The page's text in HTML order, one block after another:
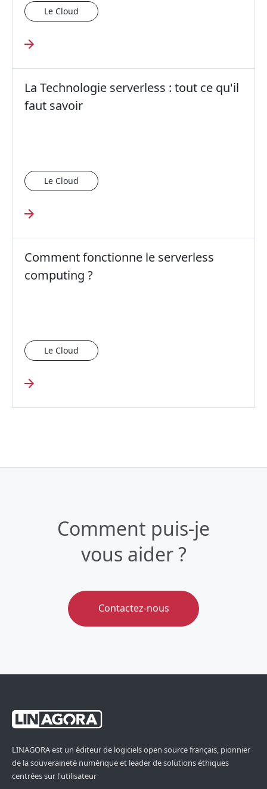
Le Cloud
La Technologie serverless : tout ce qu'il
faut savoir
Le Cloud
Comment fonctionne le serverless
computing ?
Le Cloud
Comment puis-je
vous aider ?
Contactez-nous
LINAGORA est un éditeur de logiciels open source français, pionnier
de la souveraineté numérique et leader de solutions éthiques
centrées sur l'utilisateur